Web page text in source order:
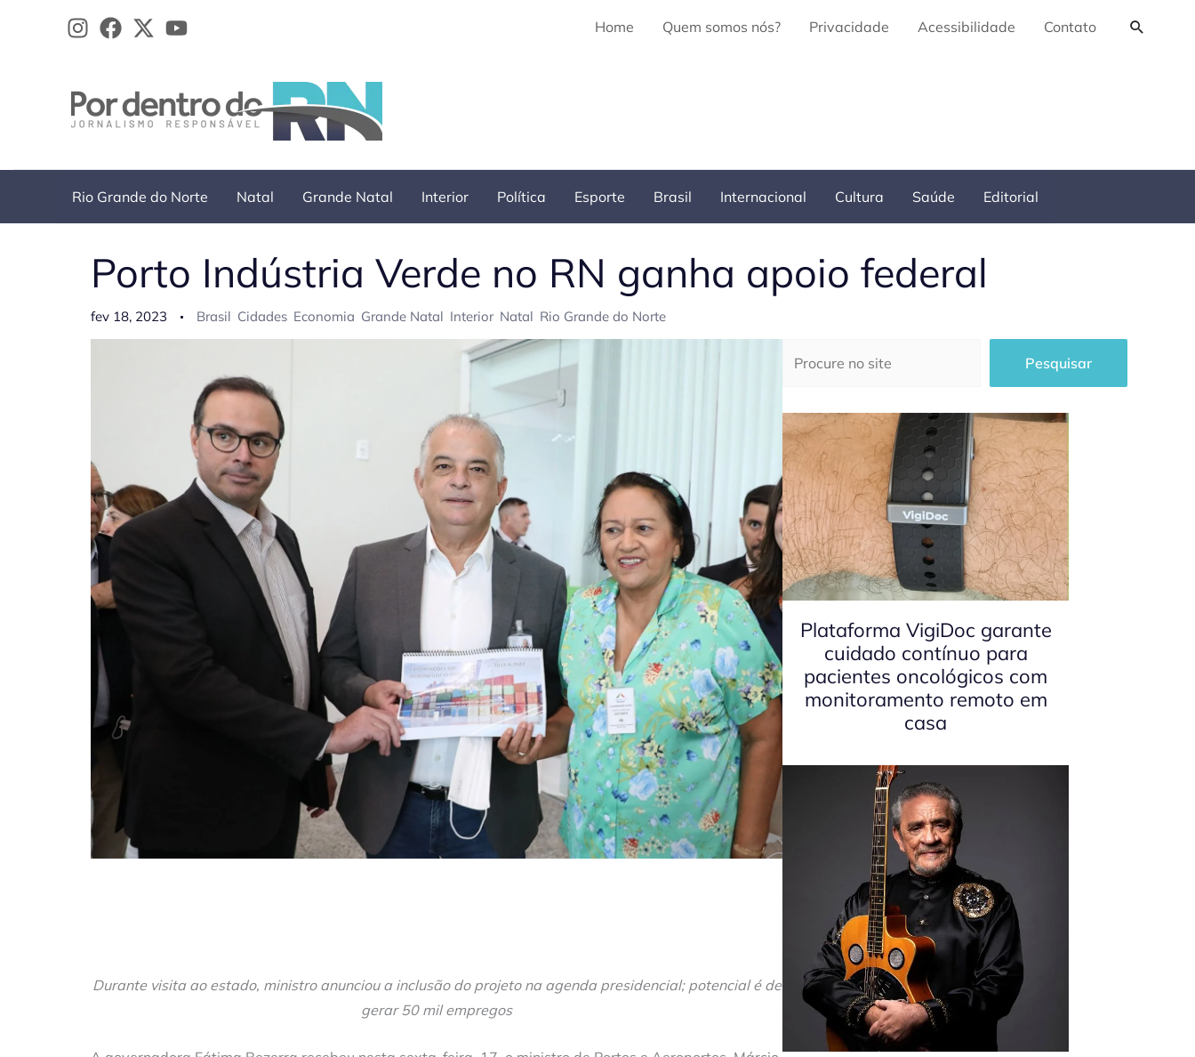
Home Quem somos nós? Privacidade Acessibilidade Contato
Rio Grande do Norte Natal Grande Natal Interior Política Esporte Brasil Internacional Cultura Saúde Editorial
Porto Indústria Verde no RN ganha apoio federal
fev 18, 2023 Brasil Cidades Economia Grande Natal Interior Natal Rio Grande do Norte
Durante visita ao estado, ministro anunciou a inclusão do projeto na agenda presidencial; potencial é de
gerar 50 mil empregos
Pesquisar
Plataforma VigiDoc garante
cuidado contínuo para
pacientes oncológicos com
monitoramento remoto em
casa